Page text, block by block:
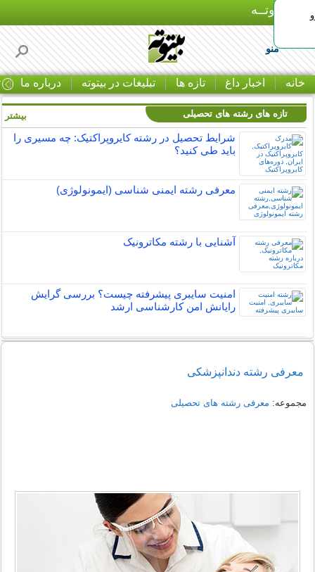
بـیتوتــه
منو
خانه اخبار داغ تازه ها تبلیغات در بیتوته درباره ما
تازه های رشته های تحصیلی
شرایط تحصیل در رشته کایروپراکتیک: چه مسیری را
باید طی کنید؟
معرفی رشته ایمنی شناسی (ایمونولوژی)
آشنایی با رشته مکاترونیک
امنیت سایبری پیشرفته چیست؟ بررسی گرایش
رایانش امن کارشناسی ارشد
بیشتر
معرفی رشته دندانپزشکی
مجموعه: معرفی رشته های تحصیلی